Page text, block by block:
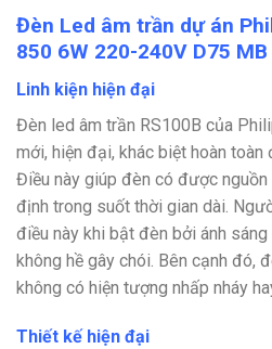
Đèn Led âm trần dự án
850 6W 220-240V D75
Linh kiện hiện đại
Đèn led âm trần RS100B của
mới, hiện đại, khác biệt hoàn toàn
Điều này giúp đèn có được
định trong suốt thời gian dài.
điều này khi bật đèn bởi ánh
không hề gây chói. Bên cạnh đó,
không có hiện tượng nhấp nháy
Thiết kế hiện đại